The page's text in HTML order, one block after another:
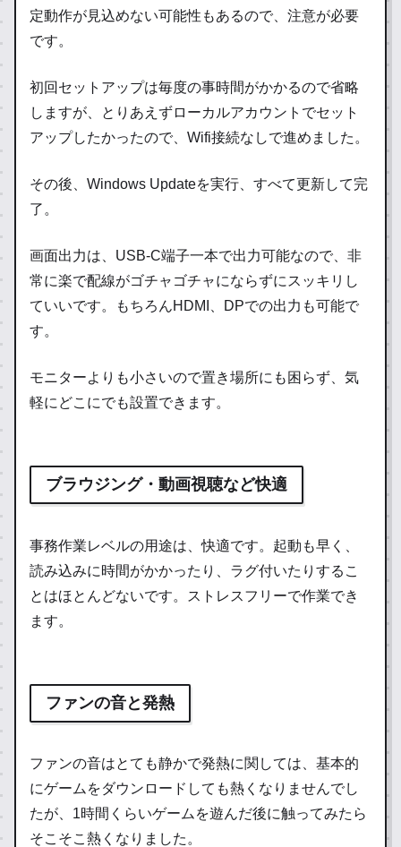
定動作が見込めない可能性もあるので、注意が必要
です。
初回セットアップは毎度の事時間がかかるので省略
しますが、とりあえずローカルアカウントでセット
アップしたかったので、Wifi接続なしで進めました。
その後、Windows Updateを実行、すべて更新して完
了。
画面出力は、USB-C端子一本で出力可能なので、非
常に楽で配線がゴチャゴチャにならずにスッキリし
ていいです。もちろんHDMI、DPでの出力も可能で
す。
モニターよりも小さいので置き場所にも困らず、気
軽にどこにでも設置できます。
ブラウジング・動画視聴など快適
事務作業レベルの用途は、快適です。起動も早く、
読み込みに時間がかかったり、ラグ付いたりするこ
とはほとんどないです。ストレスフリーで作業でき
ます。
ファンの音と発熱
ファンの音はとても静かで発熱に関しては、基本的
にゲームをダウンロードしても熱くなりませんでし
たが、1時間くらいゲームを遊んだ後に触ってみたら
そこそこ熱くなりました。